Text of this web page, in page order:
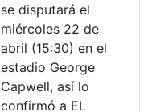
se disputará el
miércoles 22 de
abril (15:30) en el
estadio George
Capwell, así lo
confirmó a EL